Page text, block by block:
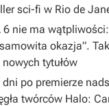
sci-fi w Rio de
6 nie ma
okazja”.
tytułów
po premierze
twórców Halo: